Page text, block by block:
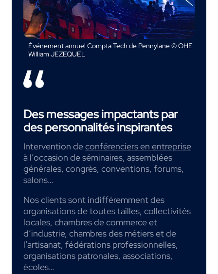
Événement annuel Compta Tech de Pennylane © OHE
William JEZEQUEL
Des messages impactants par
des personnalités inspirantes
Intervention deconférenciers en entreprise
à l’occasion de séminaires, assemblées
générales, congrès, conventions, forums,
salons…
Nos clients sont indifféremment des
organisations de toutes tailles, collectivités
locales, chambres de commerce et
d’industrie, chambres des métiers et de
l’artisanat, fédérations professionnelles,
organisations patronales, associations,
écoles…